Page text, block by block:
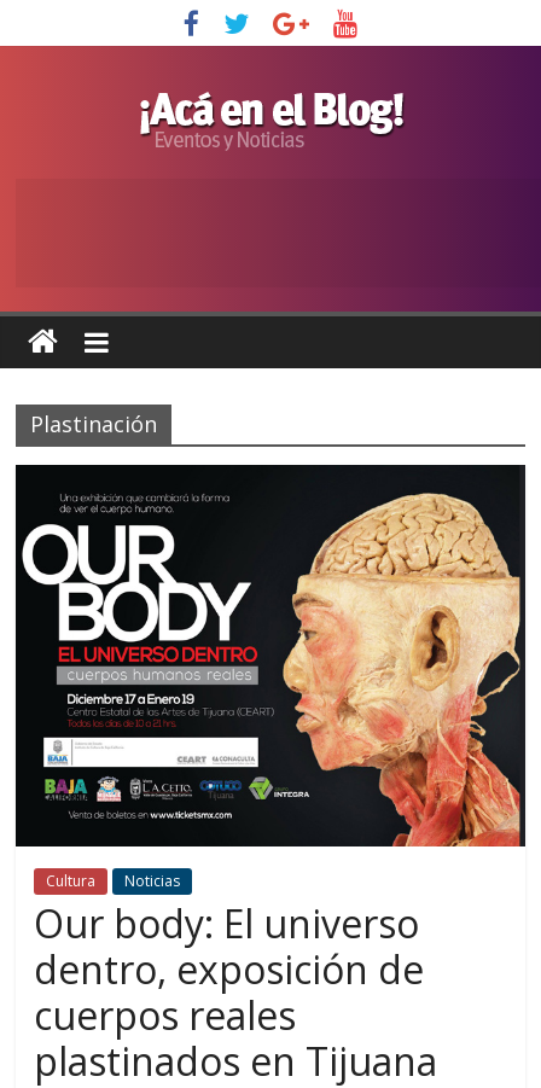
Plastinación
Cultura Noticias
Our body: El universo
dentro, exposición de
cuerpos reales
plastinados en Tijuana